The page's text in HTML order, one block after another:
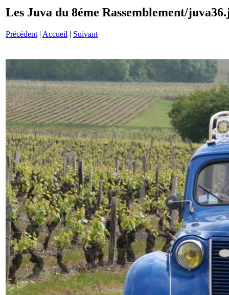
Les Juva du 8éme Rassemblement/
Précédent | Accueil | Suivant